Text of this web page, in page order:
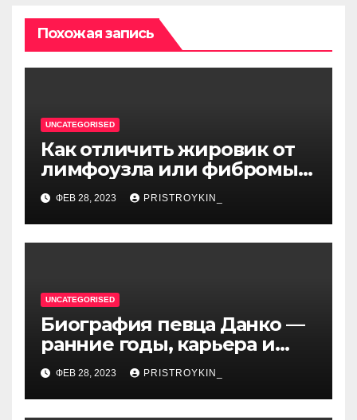
Похожая запись
UNCATEGORISED
Как отличить жировик от
лимфоузла или фибромы
мягких тканей или
гемангиомы
ФЕВ 28, 2023 PRISTROYKIN_
UNCATEGORISED
Биография певца Данко —
ранние годы, карьера и
личная жизнь — все, что вы
хотели знать о
талантливом артисте
ФЕВ 28, 2023 PRISTROYKIN_